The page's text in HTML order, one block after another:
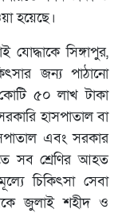
হয়েছে।
সিঙ্গাপুর,
জন্য পাঠানো
৫০ লাখ টাকা
হাসপাতাল বা
এবং সরকার
সব শ্রেণির আহত
চিকিৎসা সেবা
জুলাই শহীদ ও